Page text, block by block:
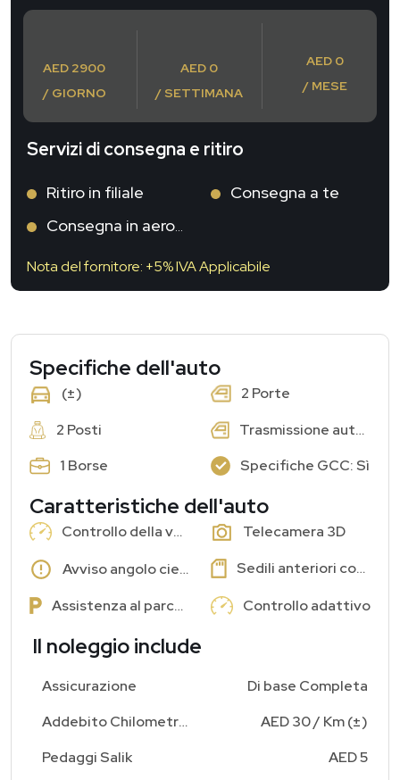
AED 2900
/ GIORNO
AED 0
/ SETTIMANA
AED 0
/ MESE
Servizi di consegna e ritiro
Ritiro in filiale
Consegna a te
Consegna in aeroporto
Nota del fornitore: +5% IVA Applicabile
Specifiche dell'auto
(±)
2 Porte
2 Posti
Trasmissione automatica
1 Borse
Specifiche GCC: Sì
Caratteristiche dell'auto
Controllo della velocità di crociera
Telecamera 3D
Avviso angolo cieco
Sedili anteriori con memoria
Assistenza al parcheggio
Controllo adattivo
Il noleggio include
Assicurazione
Addebito Chilometraggio Aggiuntivo
Pedaggi Salik
Di base Completa
AED 30 / Km (±)
AED 5